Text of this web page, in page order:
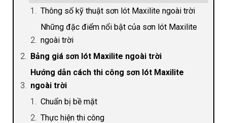
Thông số kỹ thuật sơn lót Maxilite ngoài trời
Những đặc điểm nổi bật của sơn lót Maxilite
ngoài trời
Bảng giá sơn lót Maxilite ngoài trời
Hướng dẫn cách thi công sơn lót Maxilite
ngoài trời
Chuẩn bị bề mặt
Thực hiện thi công